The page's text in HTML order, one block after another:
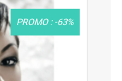
PROMO : -63%